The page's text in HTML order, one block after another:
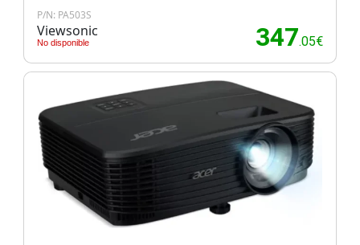
P/N: PA503S
Viewsonic
No disponible 347.05€